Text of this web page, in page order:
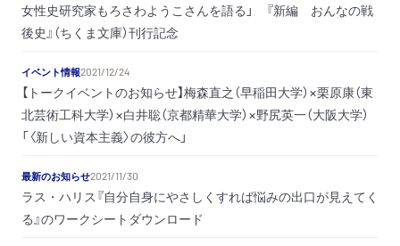
女性史研究家もろさわようこさんを語る」 『新編 おんなの戦
後史』（ちくま文庫）刊行記念
イベント情報2021/12/24
【トークイベントのお知らせ】梅森直之（早稲田大学）×栗原康（東
北芸術工科大学）×白井聡（京都精華大学）×野尻英一（大阪大学）
「〈新しい資本主義〉の彼方へ」
最新のお知らせ2021/11/30
ラス・ハリス『自分自身にやさしくすれば悩みの出口が見えてく
る』のワークシートダウンロード